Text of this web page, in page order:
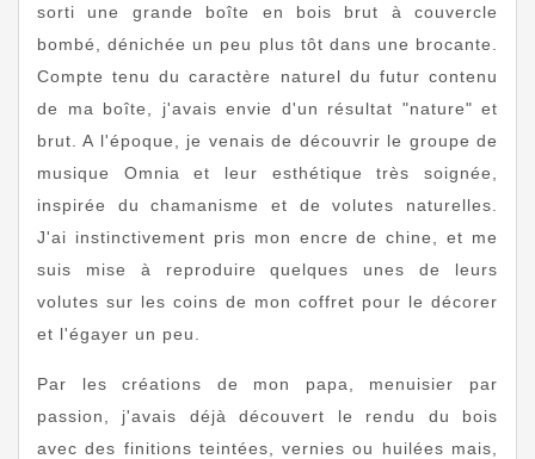
sorti une grande boîte en bois brut à couvercle
bombé, dénichée un peu plus tôt dans une brocante.
Compte tenu du caractère naturel du futur contenu
de ma boîte, j'avais envie d'un résultat "nature" et
brut. A l'époque, je venais de découvrir le groupe de
musique Omnia et leur esthétique très soignée,
inspirée du chamanisme et de volutes naturelles.
J'ai instinctivement pris mon encre de chine, et me
suis mise à reproduire quelques unes de leurs
volutes sur les coins de mon coffret pour le décorer
et l'égayer un peu.
Par les créations de mon papa, menuisier par
passion, j'avais déjà découvert le rendu du bois
avec des finitions teintées, vernies ou huilées mais,